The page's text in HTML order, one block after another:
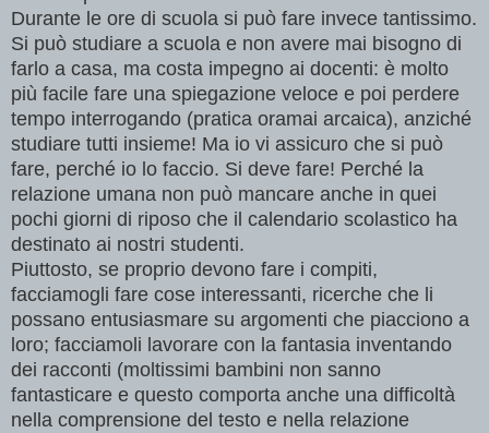
Durante le ore di scuola si può fare invece tantissimo.
Si può studiare a scuola e non avere mai bisogno di
farlo a casa, ma costa impegno ai docenti: è molto
più facile fare una spiegazione veloce e poi perdere
tempo interrogando (pratica oramai arcaica), anziché
studiare tutti insieme! Ma io vi assicuro che si può
fare, perché io lo faccio. Si deve fare! Perché la
relazione umana non può mancare anche in quei
pochi giorni di riposo che il calendario scolastico ha
destinato ai nostri studenti.
Piuttosto, se proprio devono fare i compiti,
facciamogli fare cose interessanti, ricerche che li
possano entusiasmare su argomenti che piacciono a
loro; facciamoli lavorare con la fantasia inventando
dei racconti (moltissimi bambini non sanno
fantasticare e questo comporta anche una difficoltà
nella comprensione del testo e nella relazione